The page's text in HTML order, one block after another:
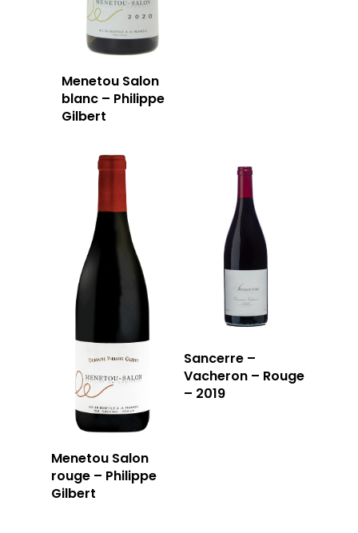
Menetou Salon
blanc – Philippe
Gilbert
Menetou Salon
rouge – Philippe
Gilbert
Sancerre –
Vacheron – Rouge
– 2019